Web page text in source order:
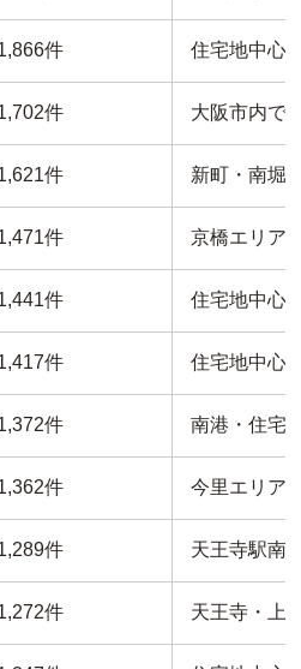
件 住宅地中心
件 大阪市内で
件 新町・南堀
件 京橋エリア
件 住宅地中心
件 住宅地中心
件 南港・住宅
件 今里エリア
件 天王寺駅南
件 天王寺・上